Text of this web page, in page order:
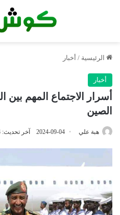
الرئيسية / أخبار
أخبار
أسرار الاجتماع المهم
الصين
هبة علي 2024-09-04 آخر تحديث: 2024-09-04